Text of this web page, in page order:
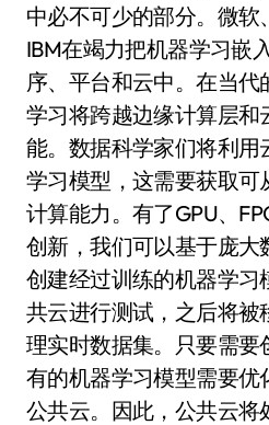
中必不可少的部分。微软
IBM在竭力把机器学习嵌
序、平台和云中。在当
学习将跨越边缘计算层和
能。数据科学家们将利用
学习模型，这需要获取可
计算能力。有了GPU、
创新，我们可以基于庞大
创建经过训练的机器学习
共云进行测试，之后将被
理实时数据集。只要需要
有的机器学习模型需要优
公共云。因此，公共云将